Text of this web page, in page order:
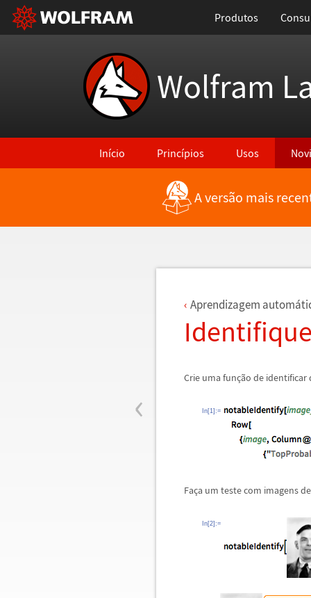
Produtos
Wolfram
Início Princípios Usos
Voltar para Últimas Novidades
A versão mais
‹
Aprendizagem automá
Crie uma função de identificar
In[1]:=
Faça um teste com imagens
In[2]:=